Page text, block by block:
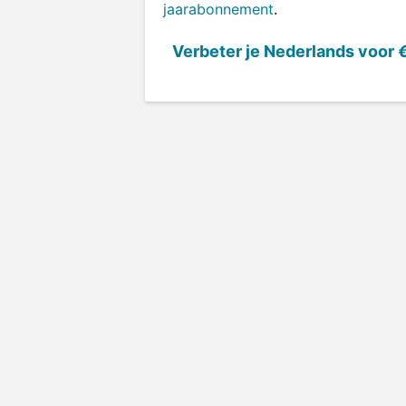
jaarabonnement.
Verbeter je Nederlands voor